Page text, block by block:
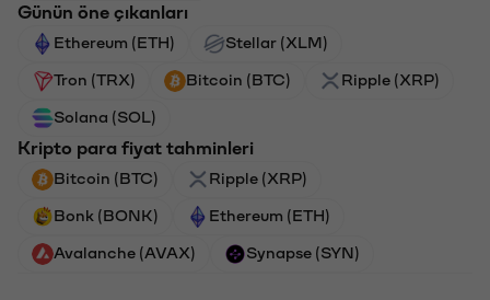
Günün öne çıkanları
Ethereum (ETH) Stellar (XLM)
Tron (TRX) Bitcoin (BTC) Ripple (XRP)
Solana (SOL)
Kripto para fiyat tahminleri
Bitcoin (BTC) Ripple (XRP)
Bonk (BONK) Ethereum (ETH)
Avalanche (AVAX) Synapse (SYN)